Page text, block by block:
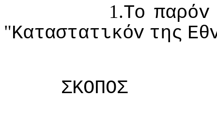
1.Τo παρόv
"Καταστατικόv της
ΣΚΟΠΟΣ